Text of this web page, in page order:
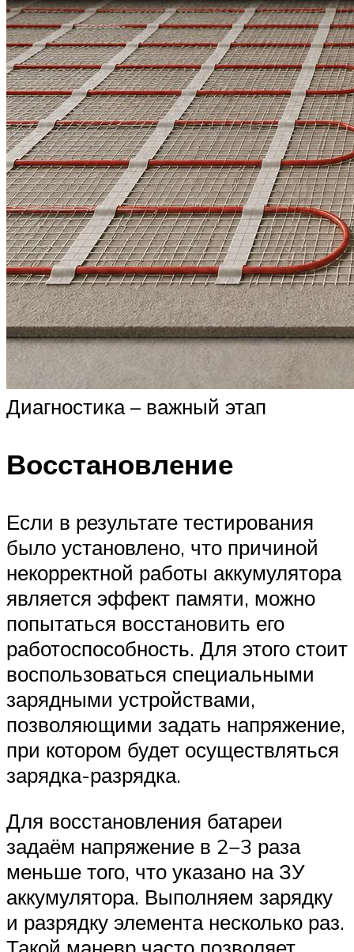
Диагностика – важный этап
Восстановление
Если в результате тестирования
было установлено, что причиной
некорректной работы аккумулятора
является эффект памяти, можно
попытаться восстановить его
работоспособность. Для этого стоит
воспользоваться специальными
зарядными устройствами,
позволяющими задать напряжение,
при котором будет осуществляться
зарядка-разрядка.
Для восстановления батареи
задаём напряжение в 2−3 раза
меньше того, что указано на ЗУ
аккумулятора. Выполняем зарядку
и разрядку элемента несколько раз.